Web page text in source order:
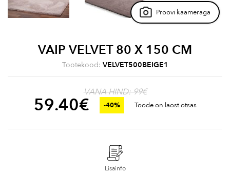
Proovi kaameraga
VAIP VELVET 80 X 150 CM
Tootekood: VELVET500BEIGE1
VANA HIND: 99€
59.40€ -40% Toode on laost otsas
Lisainfo